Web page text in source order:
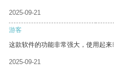
2025-09-21
游客
这款软件的功能非常强大，使用起来
2025-09-21